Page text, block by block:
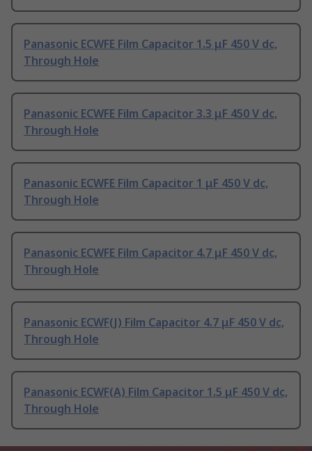
Panasonic ECWFE Film Capacitor 1.5 μF 450 V dc,
Through Hole
Panasonic ECWFE Film Capacitor 3.3 μF 450 V dc,
Through Hole
Panasonic ECWFE Film Capacitor 1 μF 450 V dc,
Through Hole
Panasonic ECWFE Film Capacitor 4.7 μF 450 V dc,
Through Hole
Panasonic ECWF(J) Film Capacitor 4.7 μF 450 V dc,
Through Hole
Panasonic ECWF(A) Film Capacitor 1.5 μF 450 V dc,
Through Hole